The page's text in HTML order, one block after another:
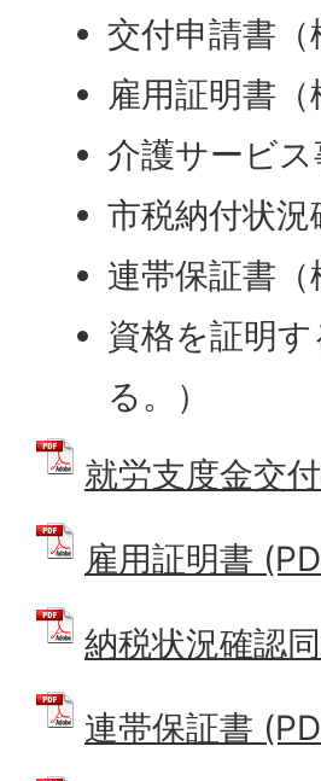
交付申請書（
雇用証明書（
介護サービ
市税納付状
連帯保証書（
資格を証明
る。）
就労支度金交
雇用証明書
納税状況確認
連帯保証書